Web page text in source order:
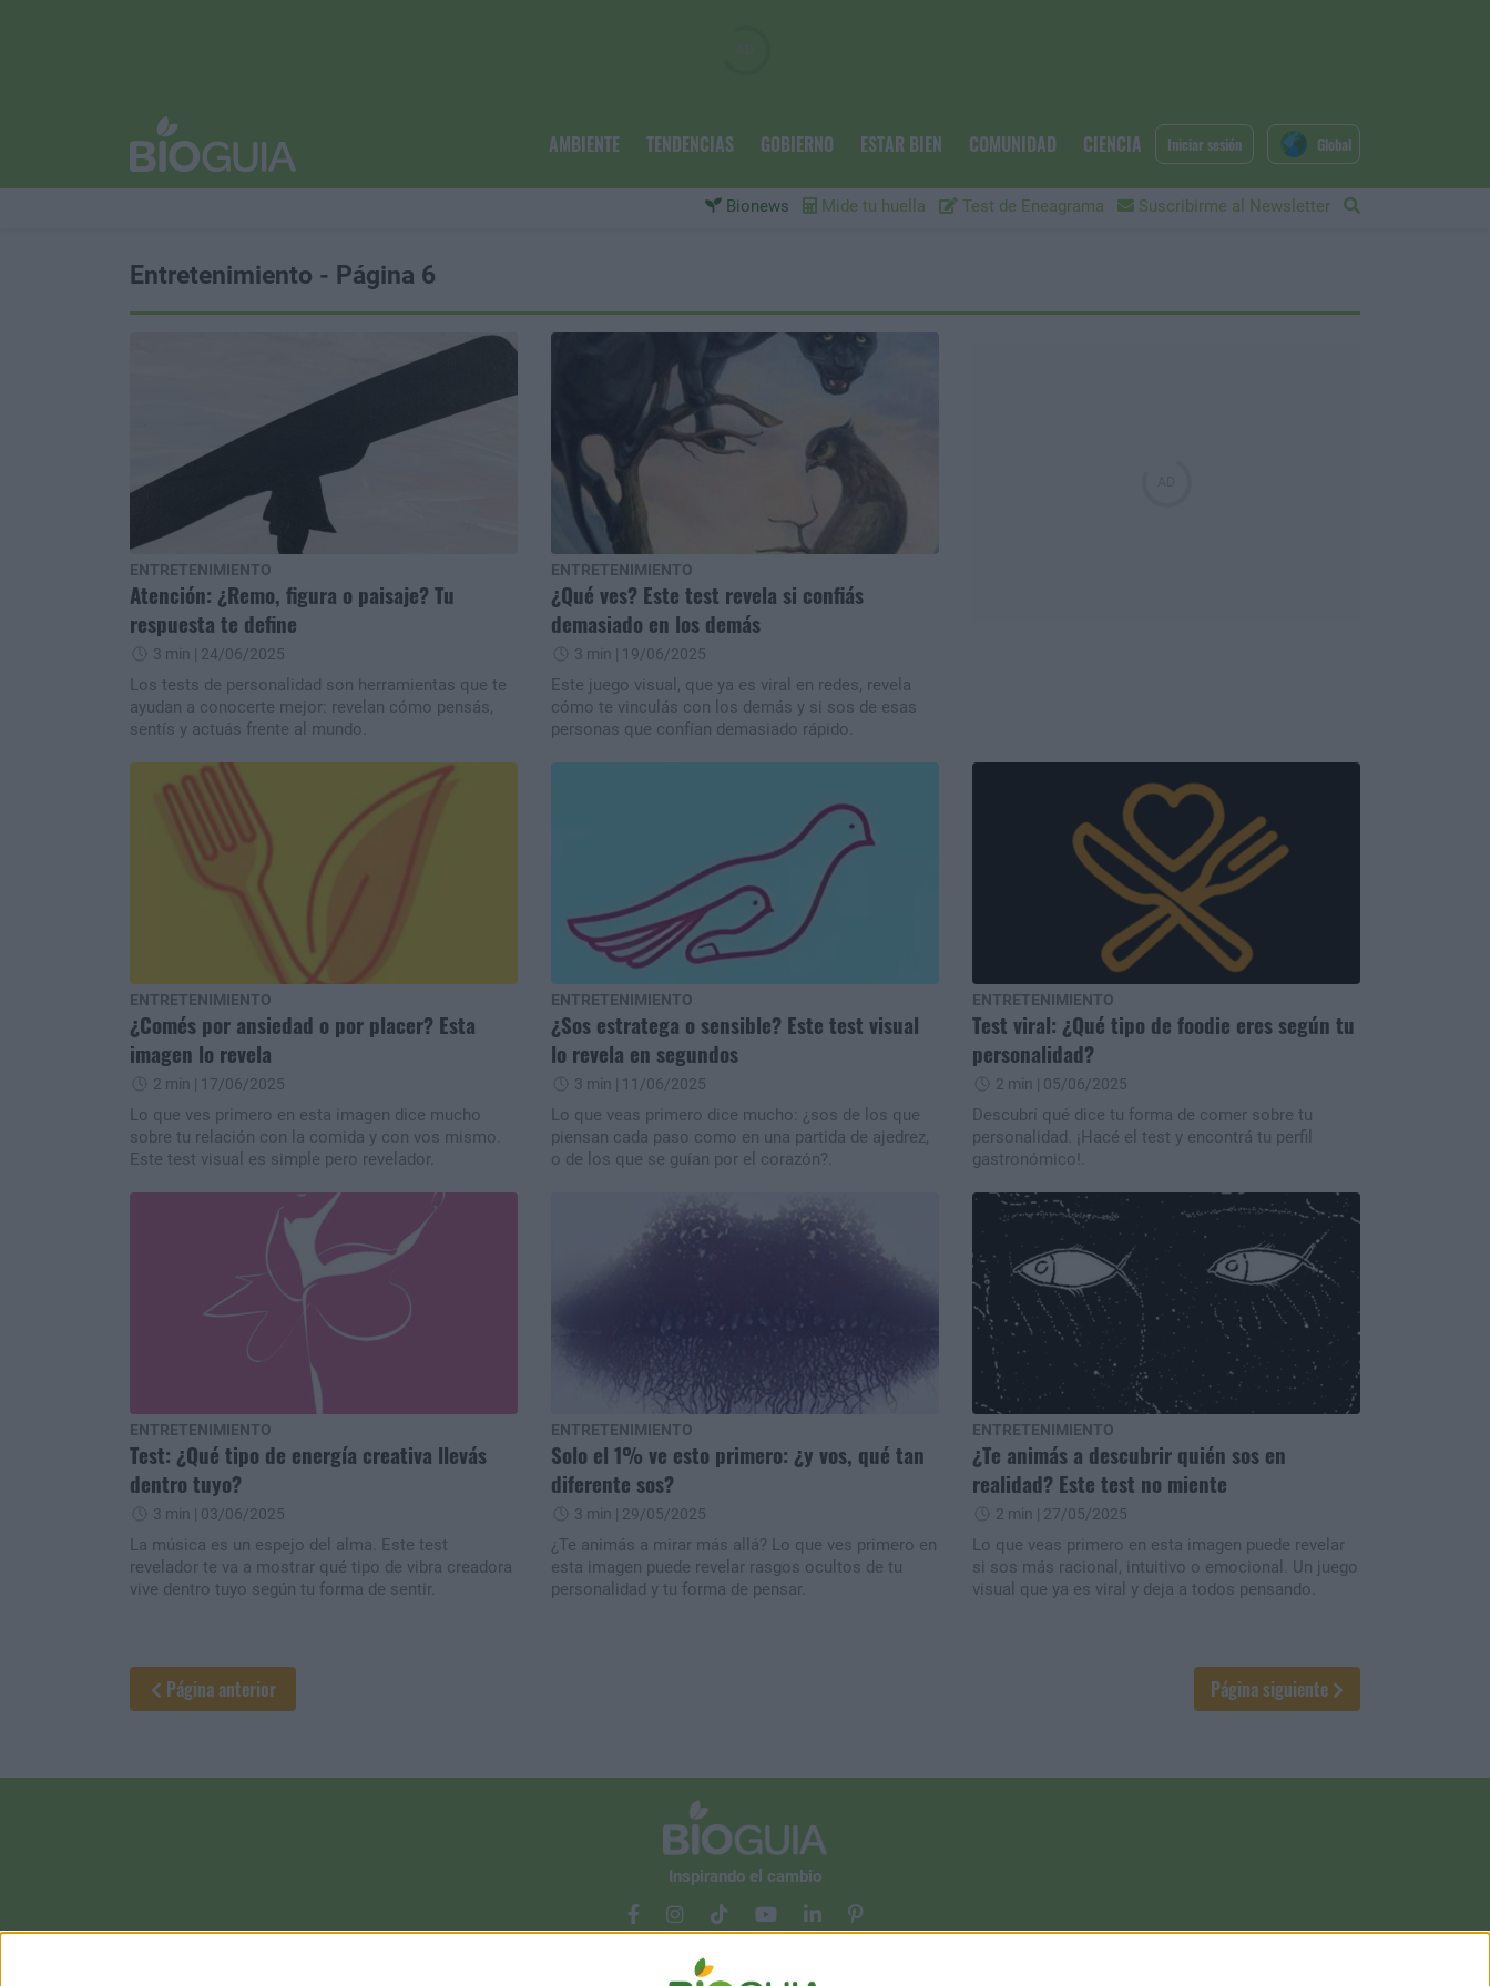
AMBIENTE TENDENCIAS GOBIERNO ESTAR BIEN COMUNIDAD CIENCIA
Bionews Mide tu huella Test de Eneagrama Suscribirme al Newsletter
Iniciar sesión Global
Entretenimiento - Página 6
ENTRETENIMIENTO
Atención: ¿Remo, figura o paisaje? Tu
respuesta te define
3 min | 24/06/2025
Los tests de personalidad son herramientas que te
ayudan a conocerte mejor: revelan cómo pensás,
sentís y actuás frente al mundo.
ENTRETENIMIENTO
¿Qué ves? Este test revela si confiás
demasiado en los demás
3 min | 19/06/2025
Este juego visual, que ya es viral en redes, revela
cómo te vinculás con los demás y si sos de esas
personas que confían demasiado rápido.
ENTRETENIMIENTO
¿Comés por ansiedad o por placer? Esta
imagen lo revela
2 min | 17/06/2025
Lo que ves primero en esta imagen dice mucho
sobre tu relación con la comida y con vos mismo.
Este test visual es simple pero revelador.
ENTRETENIMIENTO
¿Sos estratega o sensible? Este test visual
lo revela en segundos
3 min | 11/06/2025
Lo que veas primero dice mucho: ¿sos de los que
piensan cada paso como en una partida de ajedrez,
o de los que se guían por el corazón?.
ENTRETENIMIENTO
Test viral: ¿Qué tipo de foodie eres según tu
personalidad?
2 min | 05/06/2025
Descubrí qué dice tu forma de comer sobre tu
personalidad. ¡Hacé el test y encontrá tu perfil
gastronómico!.
ENTRETENIMIENTO
Test: ¿Qué tipo de energía creativa llevás
dentro tuyo?
3 min | 03/06/2025
La música es un espejo del alma. Este test
revelador te va a mostrar qué tipo de vibra creadora
vive dentro tuyo según tu forma de sentir.
ENTRETENIMIENTO
Solo el 1% ve esto primero: ¿y vos, qué tan
diferente sos?
3 min | 29/05/2025
¿Te animás a mirar más allá? Lo que ves primero en
esta imagen puede revelar rasgos ocultos de tu
personalidad y tu forma de pensar.
ENTRETENIMIENTO
¿Te animás a descubrir quién sos en
realidad? Este test no miente
2 min | 27/05/2025
Lo que veas primero en esta imagen puede revelar
si sos más racional, intuitivo o emocional. Un juego
visual que ya es viral y deja a todos pensando.
Página anterior Página siguiente
Inspirando el cambio
Contacto